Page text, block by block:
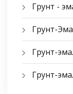
Грунт -
Грунт-
Грунт-
Грунт-